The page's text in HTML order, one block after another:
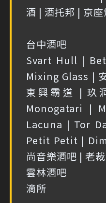
酒 | 酒托邦 | 京座
台中酒吧
Svart Hull |
Mixing Glass |
東興霸道 | 玖
Monogatari |
Lacuna | Tor
Petit Petit |
尚音樂酒吧 | 老
雲林酒吧
滴所